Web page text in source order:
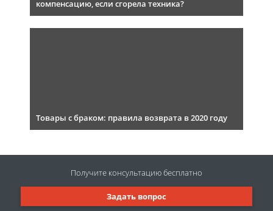
компенсацию, если сгорела техника?
Товары с браком: правила возврата в 2020 году
Задать вопрос
Получите консультациюбесплатно